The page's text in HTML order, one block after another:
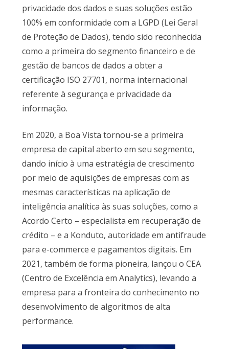
privacidade dos dados e suas soluções estão
100% em conformidade com a LGPD (Lei Geral
de Proteção de Dados), tendo sido reconhecida
como a primeira do segmento financeiro e de
gestão de bancos de dados a obter a
certificação ISO 27701, norma internacional
referente à segurança e privacidade da
informação.
Em 2020, a Boa Vista tornou-se a primeira
empresa de capital aberto em seu segmento,
dando início à uma estratégia de crescimento
por meio de aquisições de empresas com as
mesmas características na aplicação de
inteligência analítica às suas soluções, como a
Acordo Certo – especialista em recuperação de
crédito – e a Konduto, autoridade em antifraude
para e-commerce e pagamentos digitais. Em
2021, também de forma pioneira, lançou o CEA
(Centro de Excelência em Analytics), levando a
empresa para a fronteira do conhecimento no
desenvolvimento de algoritmos de alta
performance.